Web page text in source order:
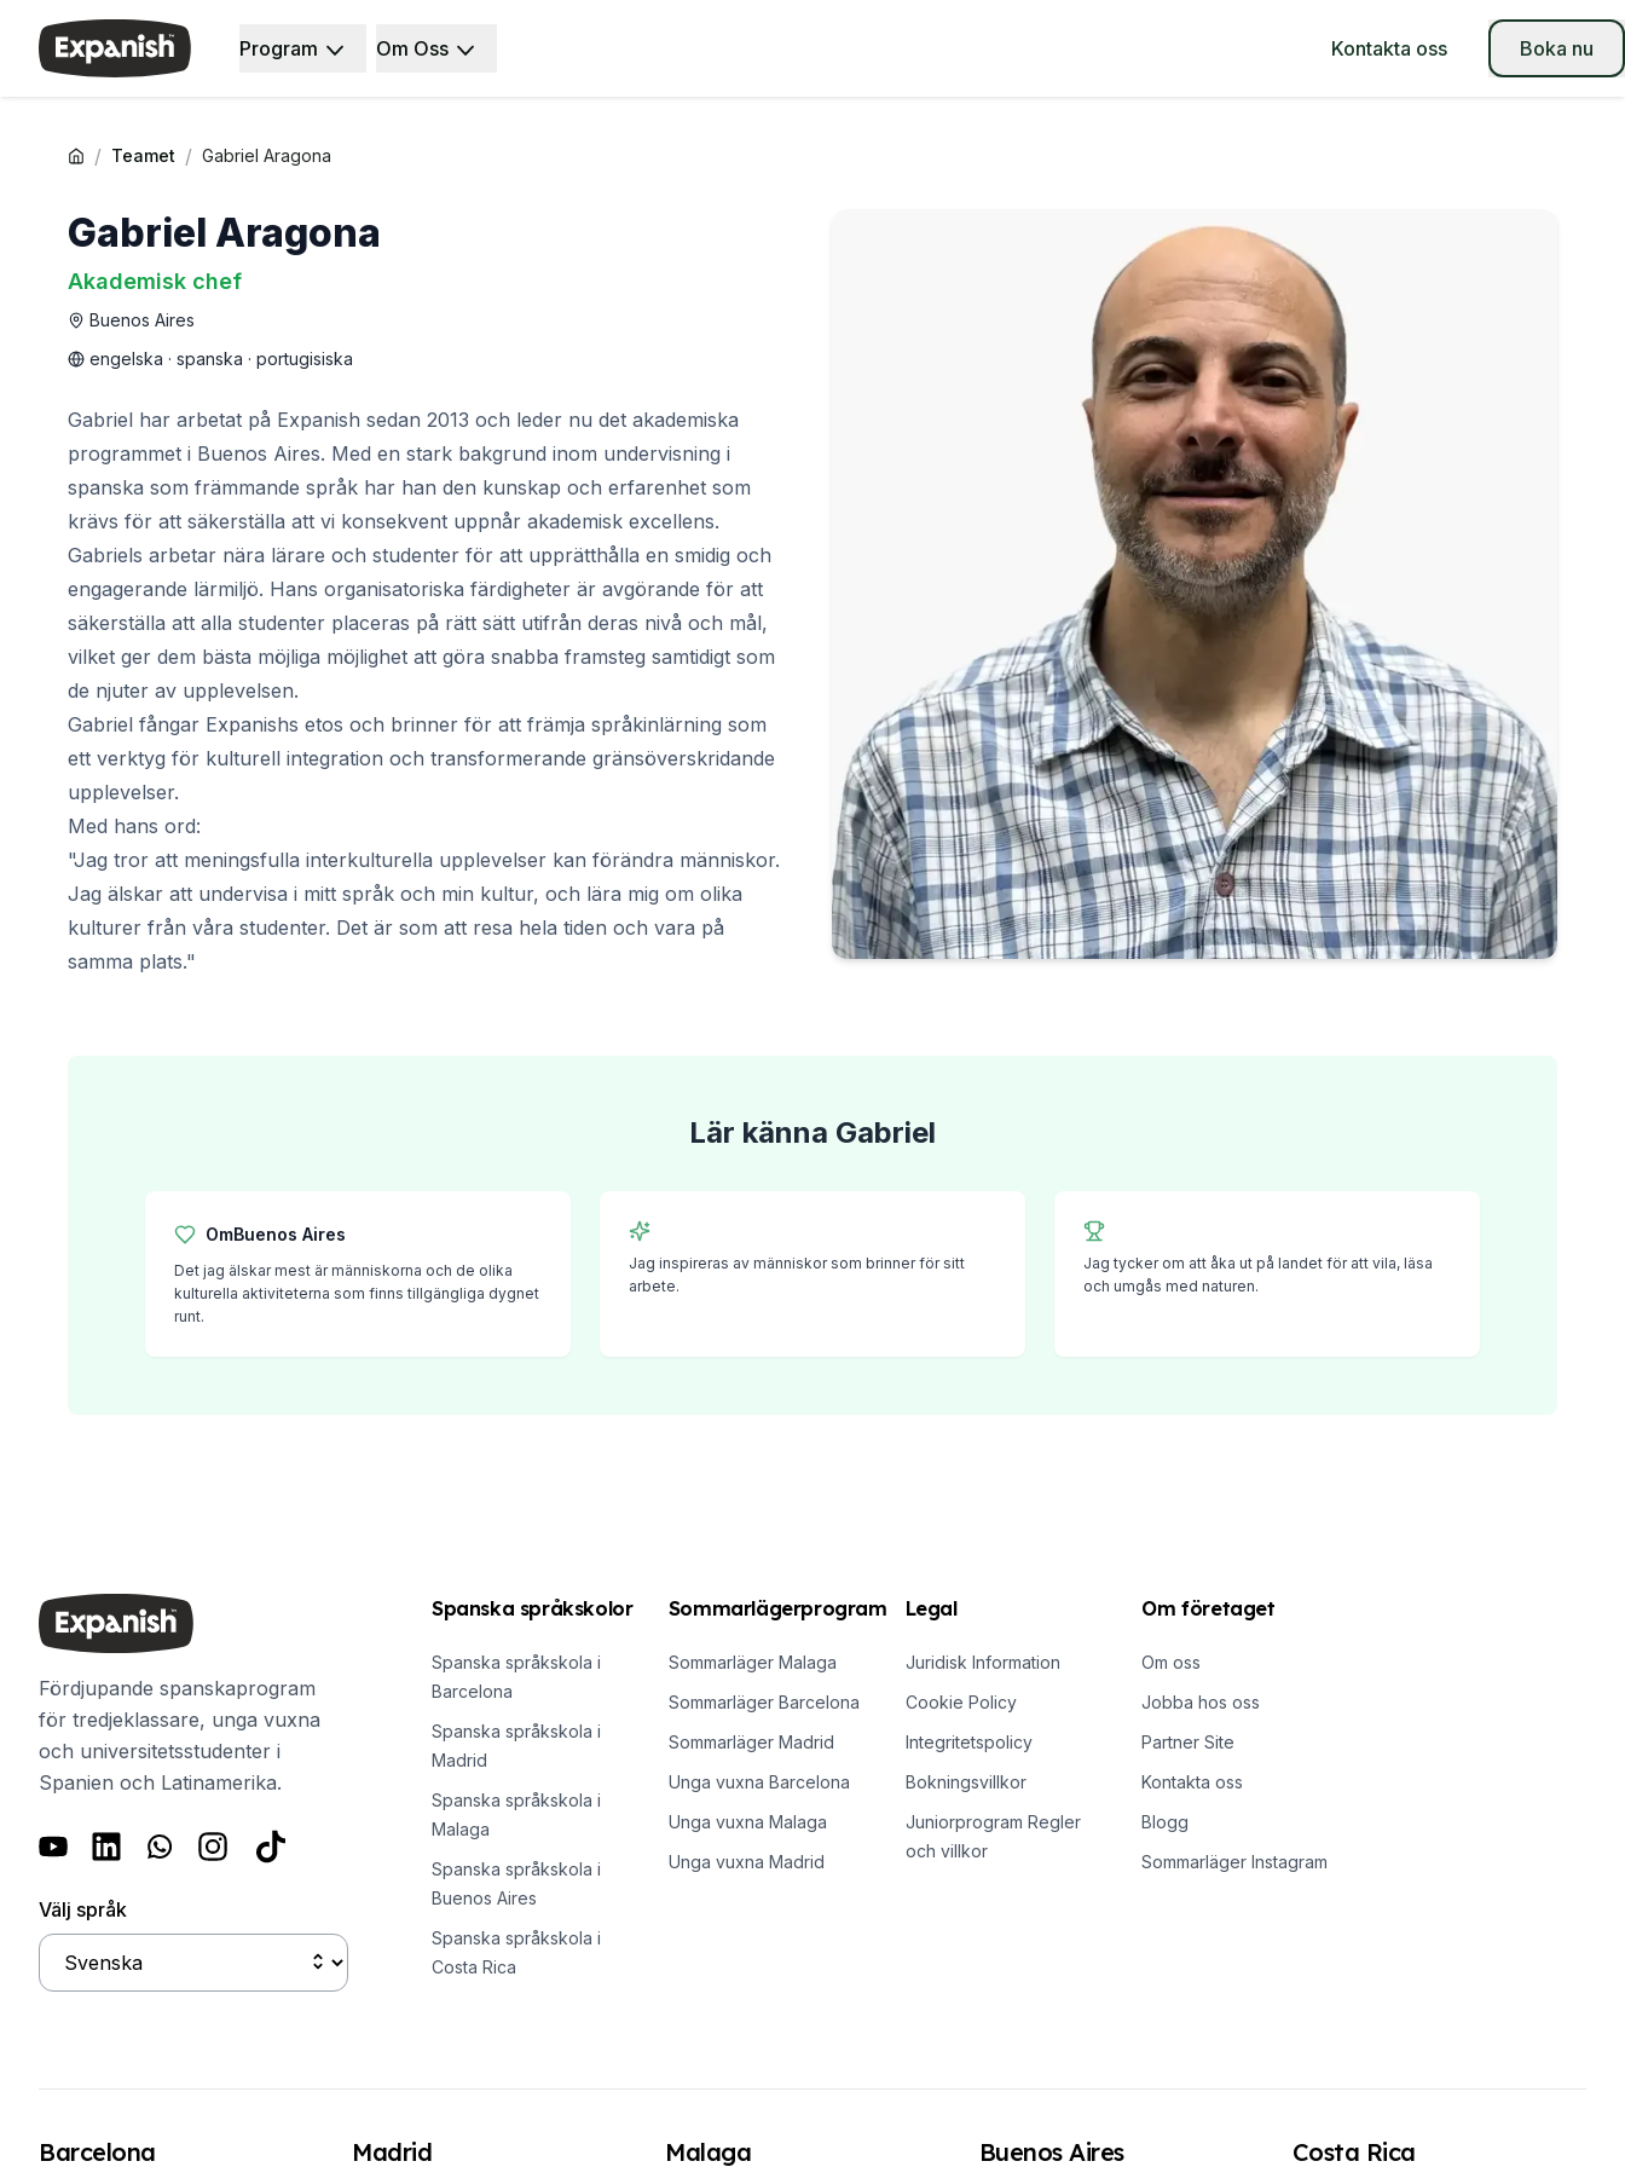
Spanskskolor
Barcelona spanska skola
Långtidskurser
50+-programmet
Provförberedelse SIELE
Privatlektioner
Madrid
Spanska skolan i Madrid
Spanska grupplektioner
Kvällsgruppskurs
Långtidskurser
50+-programmet
Provförberedelse DELE
Provförberedelse SIELE
CSN
Privatlektioner
Malaga
Malaga spanska skola
50+-programmet
Provförberedelse DELE
Provförberedelse SIELE
Provförberedelse SIELE
Privatlektioner
Spanska grupplektioner
Spanska grupplektioner
Kvällsgruppskurs
Långtidskurser
Privatlektioner
Spanska onlinekurser
Provförberedelse DELE
Provförberedelse SIELE
Kvällsgruppskurs
Långtidskurser
Provförberedelse DELE
Program
Vilka vi är
Vår påverkan
Undervisningsmetoder
Mångfald & Engagemang
Rekommendationer
Våra studiecentra
Partners
Om Oss Kontakta oss Boka nu
/ Teamet / Gabriel Aragona
Gabriel Aragona
Akademisk chef
Buenos Aires
engelska · spanska · portugisiska
Gabriel har arbetat på Expanish sedan 2013 och leder nu det akademiska
programmet i Buenos Aires. Med en stark bakgrund inom undervisning i
spanska som främmande språk har han den kunskap och erfarenhet som
krävs för att säkerställa att vi konsekvent uppnår akademisk excellens.
Gabriels arbetar nära lärare och studenter för att upprätthålla en smidig och
engagerande lärmiljö. Hans organisatoriska färdigheter är avgörande för att
säkerställa att alla studenter placeras på rätt sätt utifrån deras nivå och mål,
vilket ger dem bästa möjliga möjlighet att göra snabba framsteg samtidigt som
de njuter av upplevelsen.
Gabriel fångar Expanishs etos och brinner för att främja språkinlärning som
ett verktyg för kulturell integration och transformerande gränsöverskridande
upplevelser.
Med hans ord:
"Jag tror att meningsfulla interkulturella upplevelser kan förändra människor.
Jag älskar att undervisa i mitt språk och min kultur, och lära mig om olika
kulturer från våra studenter. Det är som att resa hela tiden och vara på
samma plats."
Lär känna Gabriel
OmBuenos Aires
Det jag älskar mest är människorna och de olika
kulturella aktiviteterna som finns tillgängliga dygnet
runt.
Jag inspireras av människor som brinner för sitt
arbete.
Jag tycker om att åka ut på landet för att vila, läsa
och umgås med naturen.
Fördjupande spanskaprogram
för tredjeklassare, unga vuxna
och universitetsstudenter i
Spanien och Latinamerika.
Välj språk
Spanska språkskolor
Spanska språkskola i
Barcelona
Spanska språkskola i
Madrid
Spanska språkskola i
Malaga
Spanska språkskola i
Buenos Aires
Spanska språkskola i
Costa Rica
Sommarlägerprogram
Sommarläger Malaga
Sommarläger Barcelona
Sommarläger Madrid
Unga vuxna Barcelona
Unga vuxna Malaga
Unga vuxna Madrid
Legal
Juridisk Information
Cookie Policy
Integritetspolicy
Bokningsvillkor
Juniorprogram Regler
och villkor
Om företaget
Om oss
Jobba hos oss
Partner Site
Kontakta oss
Blogg
Sommarläger Instagram
Barcelona Madrid Malaga Buenos Aires Costa Rica